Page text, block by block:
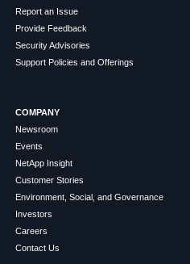
Report an Issue
Provide Feedback
Security Advisories
Support Policies and Offerings
COMPANY
Newsroom
Events
NetApp Insight
Customer Stories
Environment, Social, and Governance
Investors
Careers
Contact Us